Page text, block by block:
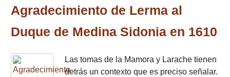
Agradecimiento de Lerma al
Duque de Medina Sidonia en 1610
Las tomas de la Mamora y Larache tienen
detrás un contexto que es preciso señalar.